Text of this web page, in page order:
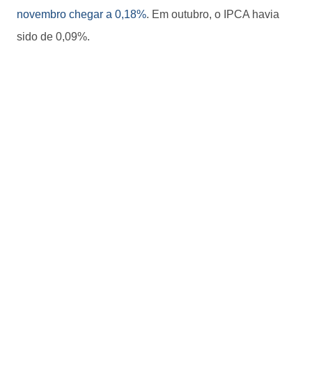
novembro chegar a 0,18%. Em outubro, o IPCA havia
sido de 0,09%.